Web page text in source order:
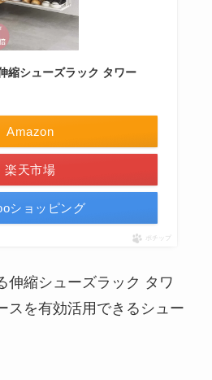
縮シューズラック タワー
Amazon
楽天市場
ショッピング
ポチップ
伸縮シューズラック タワ
スを有効活用できるシュー